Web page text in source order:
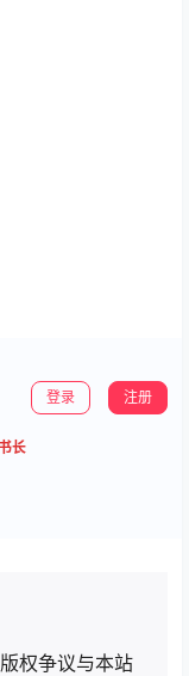
长
登录 注册
权争议与本站